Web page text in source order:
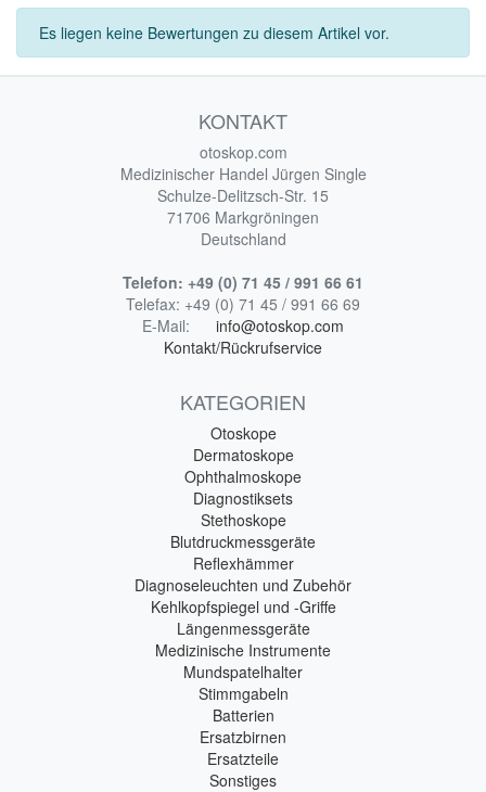
Es liegen keine Bewertungen zu diesem Artikel vor.
KONTAKT
otoskop.com
Medizinischer Handel Jürgen Single
Schulze-Delitzsch-Str. 15
71706 Markgröningen
Deutschland
Telefon: +49 (0) 71 45 / 991 66 61
Telefax: +49 (0) 71 45 / 991 66 69
E-Mail:
info@otoskop.com
Kontakt/Rückrufservice
KATEGORIEN
Otoskope
Dermatoskope
Ophthalmoskope
Diagnostiksets
Stethoskope
Blutdruckmessgeräte
Reflexhämmer
Diagnoseleuchten und Zubehör
Kehlkopfspiegel und -Griffe
Längenmessgeräte
Medizinische Instrumente
Mundspatelhalter
Stimmgabeln
Batterien
Ersatzbirnen
Ersatzteile
Sonstiges